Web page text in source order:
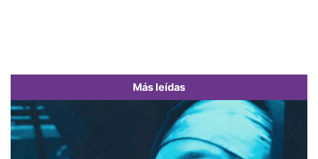
Más leídas